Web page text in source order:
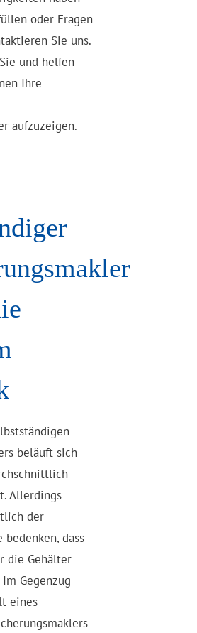
oder Fragen
Sie uns.
und helfen
Ihre
aufzuzeigen.
beläuft sich
Allerdings
der
bedenken, dass
die Gehälter
Gegenzug
eines